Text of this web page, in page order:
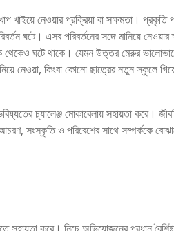
খাইয়ে নেওয়ার প্রক্রিয়া বা সক্ষমতা। প্রকৃতি
ঘটে। এসব পরিবর্তনের সঙ্গে মানিয়ে
ঘটে থাকে। যেমন উত্তর মেরুর
নেওয়া, কিংবা কোনো ছাত্রের নতুন স্কুলে গিয়ে
চ্যালেঞ্জ মোকাবেলায় সহায়তা করে।
আচরণ, সংস্কৃতি ও পরিবেশের সাথে সম্পর্ককে